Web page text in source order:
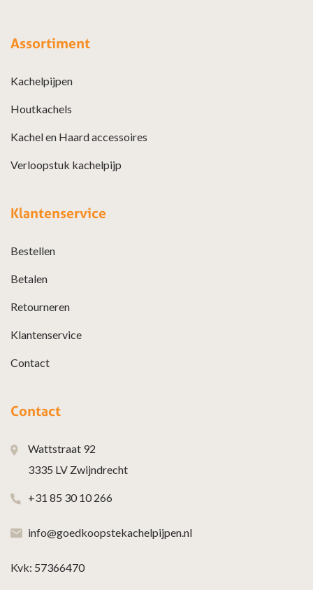
Assortiment
Kachelpijpen
Houtkachels
Kachel en Haard accessoires
Verloopstuk kachelpijp
Klantenservice
Bestellen
Betalen
Retourneren
Klantenservice
Contact
Contact
Wattstraat 92
3335 LV Zwijndrecht
+31 85 30 10 266
info@goedkoopstekachelpijpen.nl
Kvk: 57366470